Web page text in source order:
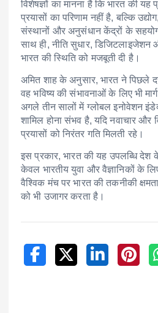
विशेषज्ञों का मानना है कि भारत की
प्रयासों का परिणाम नहीं है, बल्कि
संस्थानों और अनुसंधान केंद्रों के
साथ ही, नीति सुधार,
भारत की स्थिति को मजबूती दी है।
अमित शाह के अनुसार, भारत ने पिछले
वह भविष्य की संभावनाओं के लिए भी
अगले तीन सालों में ग्लोबल इनोवेशन
शामिल होना संभव है, यदि नवाचार और
प्रयासों को निरंतर गति मिलती रहे।
इस प्रकार, भारत की यह उपलब्धि देश
केवल भारतीय युवा और वैज्ञानिकों के
वैश्विक मंच पर भारत की तकनीकी
को भी उजागर करता है।